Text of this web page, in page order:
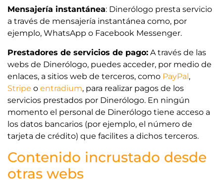
Mensajería instantánea: Dinerólogo presta servicio
a través de mensajería instantánea como, por
ejemplo, WhatsApp o Facebook Messenger.
Prestadores de servicios de pago: A través de las
webs de Dinerólogo, puedes acceder, por medio de
enlaces, a sitios web de terceros, como PayPal,
Stripe o entradium, para realizar pagos de los
servicios prestados por Dinerólogo. En ningún
momento el personal de Dinerólogo tiene acceso a
los datos bancarios (por ejemplo, el número de
tarjeta de crédito) que facilites a dichos terceros.
Contenido incrustado desde
otras webs